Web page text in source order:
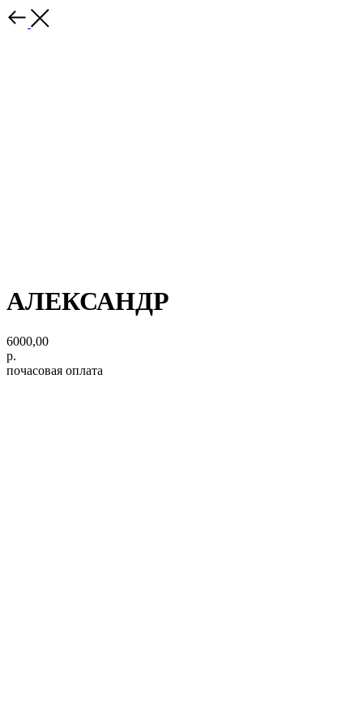
АЛЕКСАНДР
6000,00
р.
почасовая оплата